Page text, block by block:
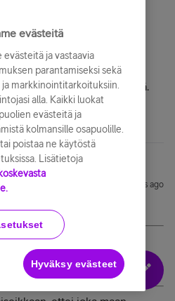
millä alustalla tai kenen
Telian mallin käyttöön ja
ellei heiltä osta myös nettiä.
Forum|Forum|7 years ago
olisi: "ette saa hyvää kuvaa
digiboksin ja laajakaistan."
evästeitä
ja vastaavia
parantamiseksi sekä
markkinointitarkoituksiin.
alla. Kaikki luokat
evästeitä ja
kolmansille osapuolille.
poistaa ne käytöstä
Lisätietoja
Hyväksy evästeet